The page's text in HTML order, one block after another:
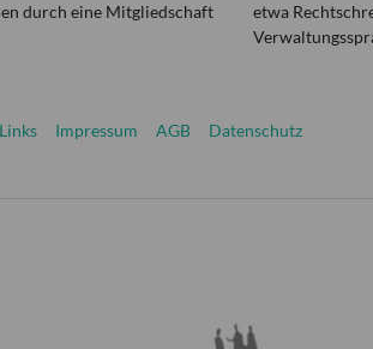
durch eine Mitgliedschaft
etwa
Links Impressum AGB Datenschutz